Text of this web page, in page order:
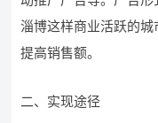
淄博这样商业活跃的城
提高销售额。
二、实现途径